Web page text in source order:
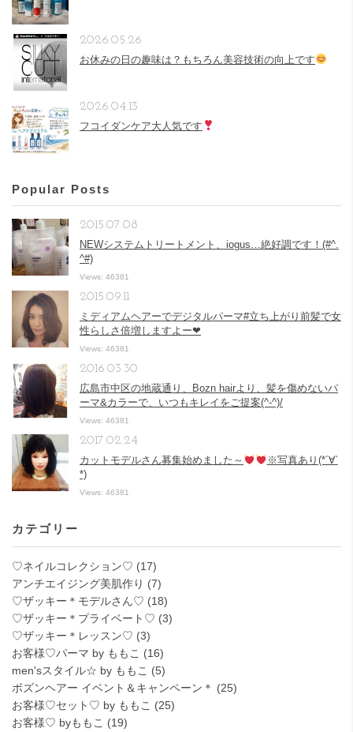
お休みの日の趣味は？もちろん美容技術の向上です
2026.05.26
フコイダンケア大人気です
2026.04.13
Popular Posts
NEWシステムトリートメント、iogus…絶好調です！(#^.
^#)
2015.07.08
Views: 46381
ミディアムヘアーでデジタルパーマ#立ち上がり前髪で女
性らしさ倍増しますよー❤︎
2015.09.11
Views: 46381
広島市中区の地蔵通り、Bozn hairより、髪を傷めないパ
ーマ&カラーで、いつもキレイをご提案(^-^)/
2016.03.30
Views: 46381
カットモデルさん募集始めました～
※写真あり(*´∀`
*)
2017.02.24
Views: 46381
カテゴリー
♡ネイルコレクション♡ (17)
アンチエイジング美肌作り (7)
♡ザッキー＊モデルさん♡ (18)
♡ザッキー＊プライベート♡ (3)
♡ザッキー＊レッスン♡ (3)
お客様♡パーマ by ももこ (16)
men'sスタイル☆ by ももこ (5)
ボズンヘアー イベント＆キャンペーン＊ (25)
お客様♡セット♡ by ももこ (25)
お客様♡ byももこ (19)